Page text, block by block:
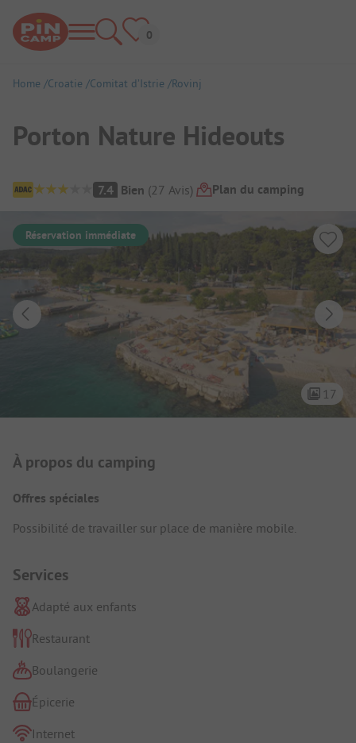
Home Croatie Comitat d’Istrie Rovinj
Porton Nature Hideouts
Aperçu du camping
7.4 Bien (27 Avis) Plan du camping
Réservation immédiate
17
Présentation du camping
À propos du camping
Offres spéciales
Possibilité de travailler sur place de manière mobile.
Services
Adapté aux enfants
Restaurant
Boulangerie
Épicerie
Internet